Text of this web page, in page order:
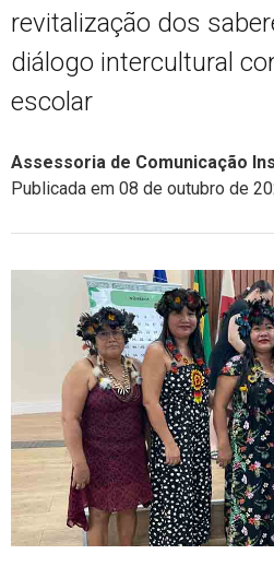
revitalização dos
diálogo intercultural
escolar
Assessoria de Comunicação
Publicada em 08 de outubro de